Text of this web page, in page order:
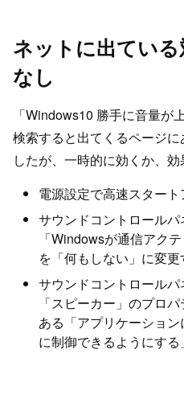
ネットに出てい
なし
「Windows10 勝手に音量が
検索すると出てくるページ
したが、一時的に効くか、効
電源設定で高速スター
サウンドコントロール
「Windowsが通信アク
を「何もしない」に変更
サウンドコントロール
「スピーカー」のプロ
ある「アプリケーショ
に制御できるようにす